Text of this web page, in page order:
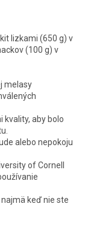
lizkami (650 g) v
(100 g) v
melasy
kvality, aby bolo
alebo nepokoju
of Cornell
keď nie ste